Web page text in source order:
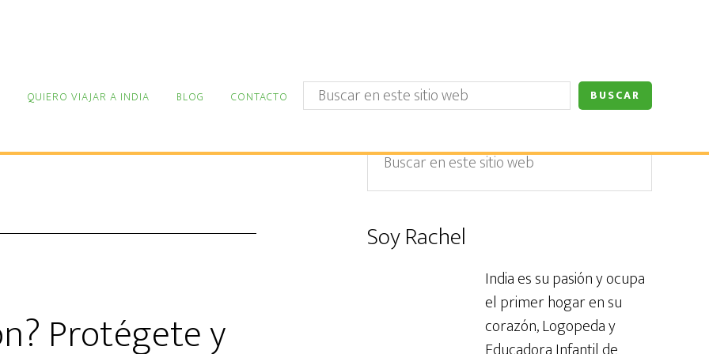
QUIERO VIAJAR A INDIA BLOG CONTACTO Buscar
en
web
Protégete y
Barra
lateral
Buscar
este
web
Soy Rachel
India es su pasión y ocupa
el primer hogar en su
corazón, Logopeda y